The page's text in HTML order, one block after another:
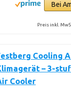
Bei
Preis inkl.
Cooling
– 3-
Cooler